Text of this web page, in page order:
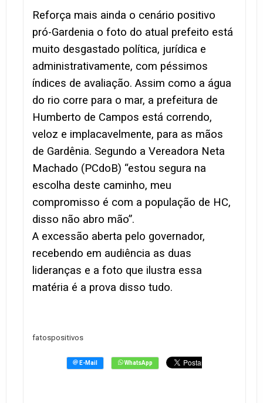
Reforça mais ainda o cenário positivo
pró-Gardenia o foto do atual prefeito está
muito desgastado política, jurídica e
administrativamente, com péssimos
índices de avaliação. Assim como a água
do rio corre para o mar, a prefeitura de
Humberto de Campos está correndo,
veloz e implacavelmente, para as mãos
de Gardênia. Segundo a Vereadora Neta
Machado (PCdoB) “estou segura na
escolha deste caminho, meu
compromisso é com a população de HC,
disso não abro mão”.
A excessão aberta pelo governador,
recebendo em audiência as duas
lideranças e a foto que ilustra essa
matéria é a prova disso tudo.
fatospositivos